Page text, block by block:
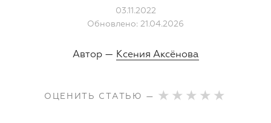
03.11.2022
Обновлено: 21.04.2026
Автор — Ксения Аксёнова
ОЦЕНИТЬ СТАТЬЮ —